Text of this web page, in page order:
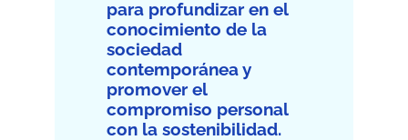
para profundizar en el
conocimiento de la
sociedad
contemporánea y
promover el
compromiso personal
con la sostenibilidad.